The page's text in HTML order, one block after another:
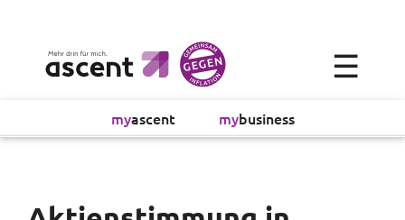
myascent mybusiness
×
Alltagsökonomie
Absicherung
☰